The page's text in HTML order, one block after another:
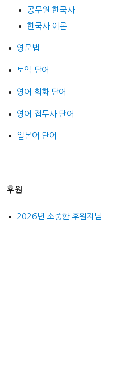
공무원 한국사
한국사 이론
영문법
토익 단어
영어 회화 단어
영어 접두사 단어
일본어 단어
후원
2026년 소중한 후원자님